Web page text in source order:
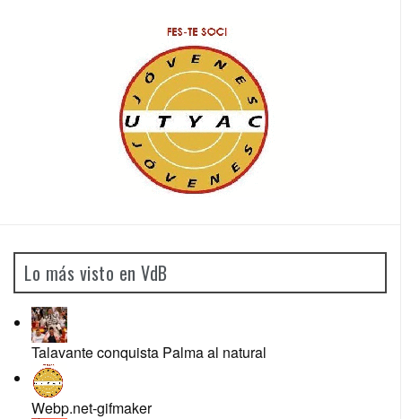
Lo más visto en VdB
Talavante conquista Palma al natural
Webp.net-gifmaker